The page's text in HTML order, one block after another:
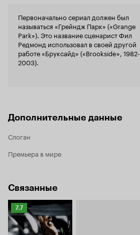
Первоначально сериал должен был
называться «Грейндж Парк» («Grange
Park»). Это название сценарист Фил
Редмонд использовал в своей другой
работе «Бруксайд» («Brookside», 1982-
2003).
Дополнительные данные
Слоган
Премьера в мире
Связанные
Рейтинг
Кинопоиска
7.7
7.7